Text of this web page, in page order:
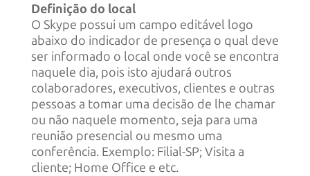
Definição do local
O Skype possui um campo editável logo
abaixo do indicador de presença o qual deve
ser informado o local onde você se encontra
naquele dia, pois isto ajudará outros
colaboradores, executivos, clientes e outras
pessoas a tomar uma decisão de lhe chamar
ou não naquele momento, seja para uma
reunião presencial ou mesmo uma
conferência. Exemplo: Filial-SP; Visita a
cliente; Home Office e etc.